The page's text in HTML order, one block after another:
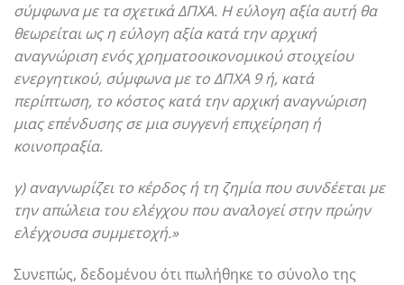
σύμφωνα με τα σχετικά ΔΠΧΑ. Η εύλογη αξία αυτή θα
θεωρείται ως η εύλογη αξία κατά την αρχική
αναγνώριση ενός χρηματοοικονομικού στοιχείου
ενεργητικού, σύμφωνα με το ΔΠΧΑ 9 ή, κατά
περίπτωση, το κόστος κατά την αρχική αναγνώριση
μιας επένδυσης σε μια συγγενή επιχείρηση ή
κοινοπραξία.
γ) αναγνωρίζει το κέρδος ή τη ζημία που συνδέεται με
την απώλεια του ελέγχου που αναλογεί στην πρώην
ελέγχουσα συμμετοχή.»
Συνεπώς, δεδομένου ότι πωλήθηκε το σύνολο της